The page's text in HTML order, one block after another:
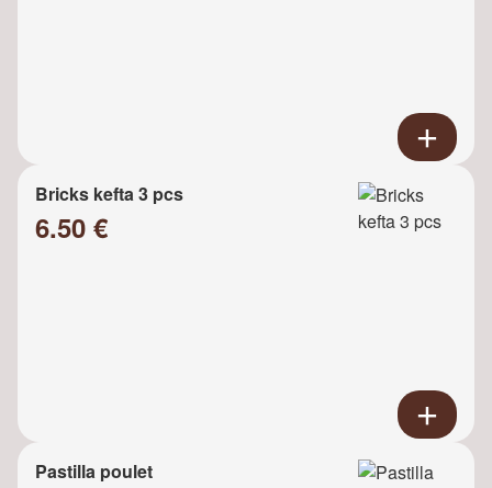
Bricks kefta 3 pcs
6.50 €
Pastilla poulet